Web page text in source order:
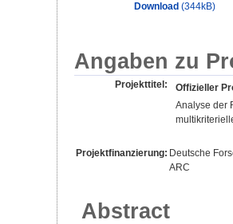
Download (344kB)
Angaben zu
Projekttitel:
Offizieller
Analyse der
Projektfinanzierung: Deutsche
ARC
Abstract